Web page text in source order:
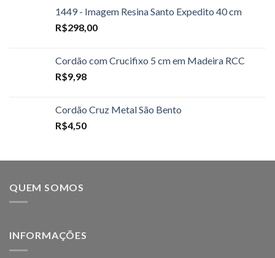
1449 - Imagem Resina Santo Expedito 40 cm
R$298,00
Cordão com Crucifixo 5 cm em Madeira RCC
R$9,98
Cordão Cruz Metal São Bento
R$4,50
QUEM SOMOS
INFORMAÇÕES